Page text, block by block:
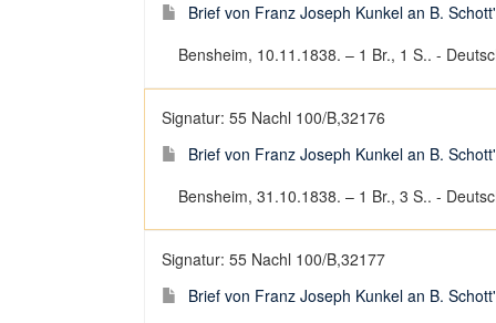
Brief von Franz Joseph Kunkel an B.
Bensheim, 10.11.1838. – 1 Br., 1 S.. -
Signatur: 55 Nachl 100/B,32176
Brief von Franz Joseph Kunkel an B.
Bensheim, 31.10.1838. – 1 Br., 3 S.. -
Signatur: 55 Nachl 100/B,32177
Brief von Franz Joseph Kunkel an B.